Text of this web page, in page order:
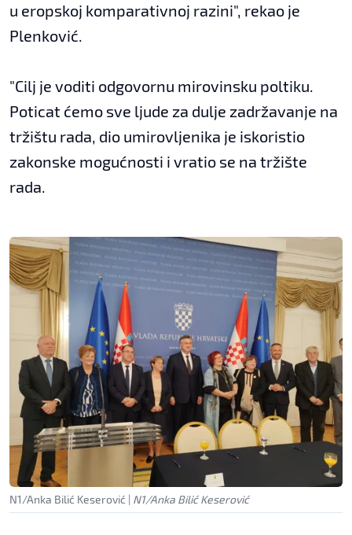
u eropskoj komparativnoj razini", rekao je
Plenković.
"Cilj je voditi odgovornu mirovinsku poltiku.
Poticat ćemo sve ljude za dulje zadržavanje na
tržištu rada, dio umirovljenika je iskoristio
zakonske mogućnosti i vratio se na tržište
rada.
N1/Anka Bilić Keserović | N1/Anka Bilić Keserović